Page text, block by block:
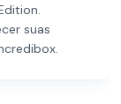
suas